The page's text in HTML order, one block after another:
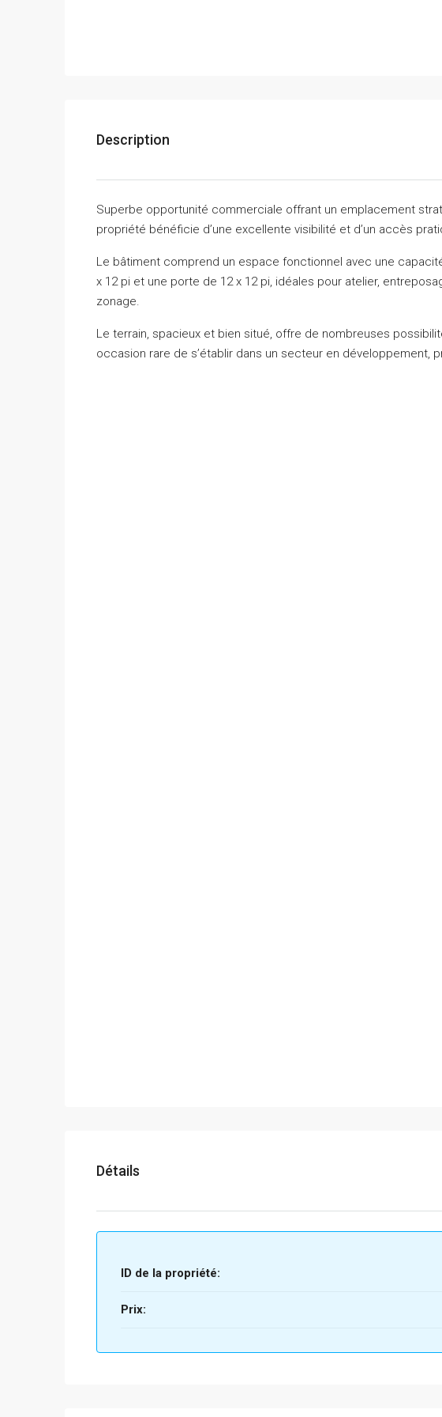
Description
Superbe opportunité commerciale offrant un emplacement
propriété bénéficie d’une excellente visibilité et d’un accès
Le bâtiment comprend un espace fonctionnel avec une
x 12 pi et une porte de 12 x 12 pi, idéales pour atelier,
zonage.
Le terrain, spacieux et bien situé, offre de nombreuses
occasion rare de s’établir dans un secteur en développement,
Détails
ID de la propriété:
Prix: